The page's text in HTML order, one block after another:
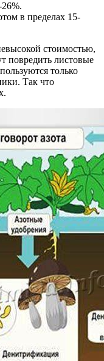
в пределах 15-
стоимостью,
повредить листовые
только
Так что